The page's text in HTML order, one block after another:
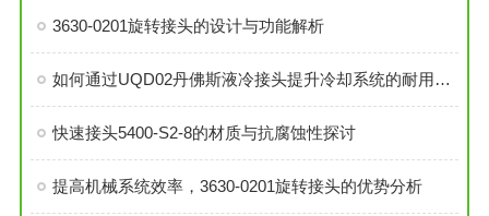
3630-0201旋转接头的设计与功能解析
如何通过UQD02丹佛斯液冷接头提升冷却系统的耐用性？
快速接头5400-S2-8的材质与抗腐蚀性探讨
提高机械系统效率，3630-0201旋转接头的优势分析